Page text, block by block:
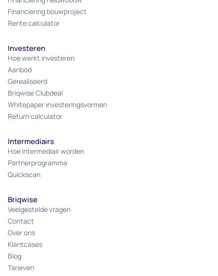
Financiering bouwproject
Rente calculator
Investeren
Hoe werkt investeren
Aanbod
Gerealiseerd
Briqwise Clubdeal
Whitepaper investeringsvormen
Return calculator
Intermediairs
Hoe intermediair worden
Partnerprogramma
Quickscan
Briqwise
Veelgestelde vragen
Contact
Over ons
Klantcases
Blog
Tarieven